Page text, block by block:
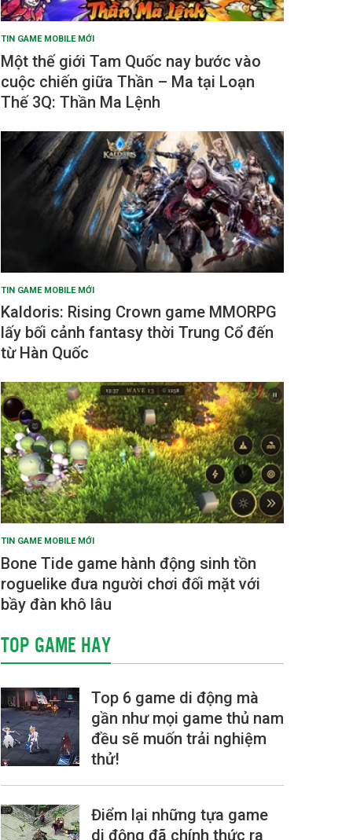
TIN GAME MOBILE MỚI
Một thế giới Tam Quốc nay bước vào
cuộc chiến giữa Thần – Ma tại Loạn
Thế 3Q: Thần Ma Lệnh
TIN GAME MOBILE MỚI
Kaldoris: Rising Crown game MMORPG
lấy bối cảnh fantasy thời Trung Cổ đến
từ Hàn Quốc
TIN GAME MOBILE MỚI
Bone Tide game hành động sinh tồn
roguelike đưa người chơi đối mặt với
bầy đàn khô lâu
TOP GAME HAY
Top 6 game di động mà
gần như mọi game thủ nam
đều sẽ muốn trải nghiệm
thử!
Điểm lại những tựa game
di động đã chính thức ra